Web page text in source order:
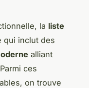
la liste
qui inclut des
alliant
ces
on trouve